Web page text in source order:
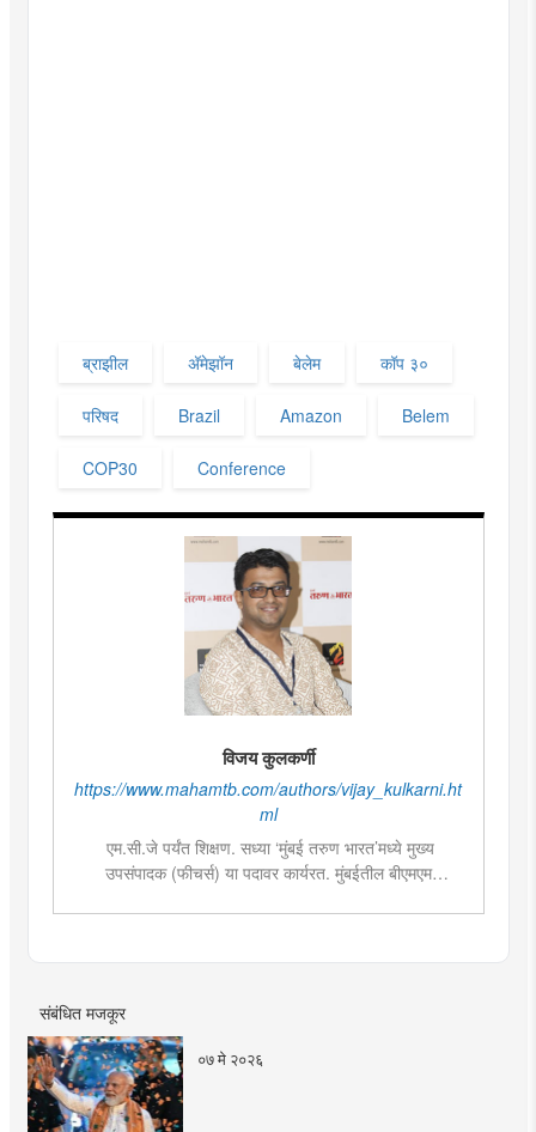
ब्राझील अ‍ॅमेझॉन बेलेम कॉप ३०
परिषद Brazil Amazon Belem
COP30 Conference
विजय कुलकर्णी
https://www.mahamtb.com/authors/vijay_kulkarni.ht
ml
एम.सी.जे पर्यंत शिक्षण. सध्या ‘मुंबई तरुण भारत’मध्ये मुख्य
उपसंपादक (फीचर्स) या पदावर कार्यरत. मुंबईतील बीएमएम
म्हणून कार्यरत. चालू घडामोडी, सामाजिक विषय, युवा पिढीला आवडेल
संबंधित मजकूर
०७ मे २०२६